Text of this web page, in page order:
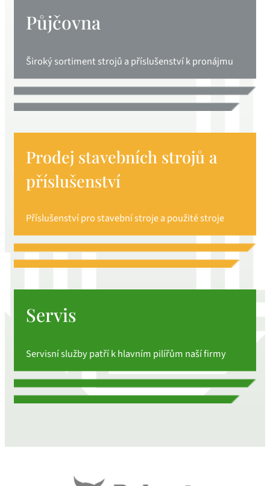
Půjčovna
Široký sortiment strojů a příslušenství k pronájmu
Prodej stavebních strojů a
příslušenství
Příslušenství pro stavební stroje a použité stroje
Servis
Servisní služby patří k hlavním pilířům naší firmy